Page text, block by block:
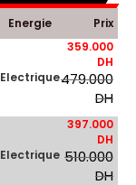
Energie Prix
Electrique
359.000
DH
479.000
DH
Electrique
397.000
DH
510.000
DH